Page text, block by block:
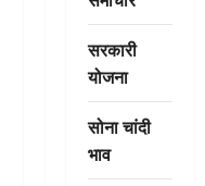
सरकारी
योजना
सोना चांदी
भाव